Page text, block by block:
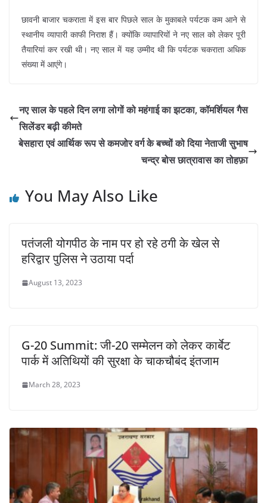
छावनी बाजार चकराता में इस बार पिछले साल के मुकाबले पर्यटक कम आने से
स्थानीय व्यापारी काफी निराश हैं। क्योंकि व्यापारियों ने नए साल को लेकर पूरी
तैयारियां कर रखी थी। नए साल में यह उम्मीद थी कि पर्यटक चकराता अधिक
संख्या में आएंगे।
नए साल के पहले दिन लगा लोगों को महंगाई का झटका, कॉमर्शियल गैस
सिलेंडर बढ़ी कीमते
बेसहारा एवं आर्थिक रूप से कमजोर वर्ग के बच्चों को दिया नेताजी सुभाष
चन्द्र बोस छात्रावास का तोहफ़ा
You May Also Like
पतंजली योगपीठ के नाम पर हो रहे ठगी के खेल से
हरिद्वार पुलिस ने उठाया पर्दा
August 13, 2023
G-20 Summit: जी-20 सम्मेलन को लेकर कार्बेट
पार्क में अतिथियों की सुरक्षा के चाकचौबंद इंतजाम
March 28, 2023